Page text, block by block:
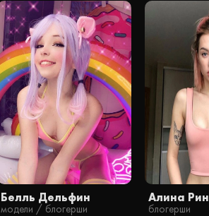
Белль Дельфин
модели / блогерши
Алина Рин
блогерши